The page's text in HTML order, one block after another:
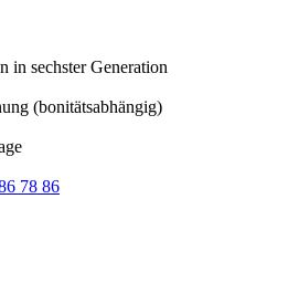
in sechster Gene­ration
(bonitätsabhängig)
78 86